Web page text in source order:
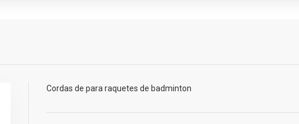
Cordas de para raquetes de badminton